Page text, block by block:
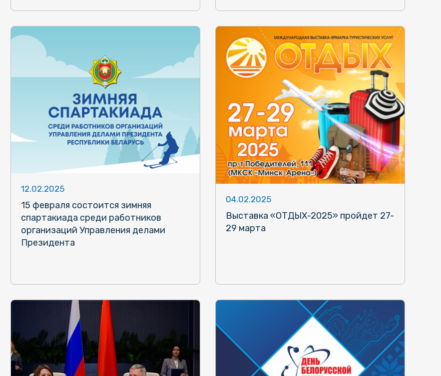
12.02.2025
15 февраля состоится зимняя
спартакиада среди работников
организаций Управления делами
Президента
04.02.2025
Выставка «ОТДЫХ-2025» пройдет 27-
29 марта